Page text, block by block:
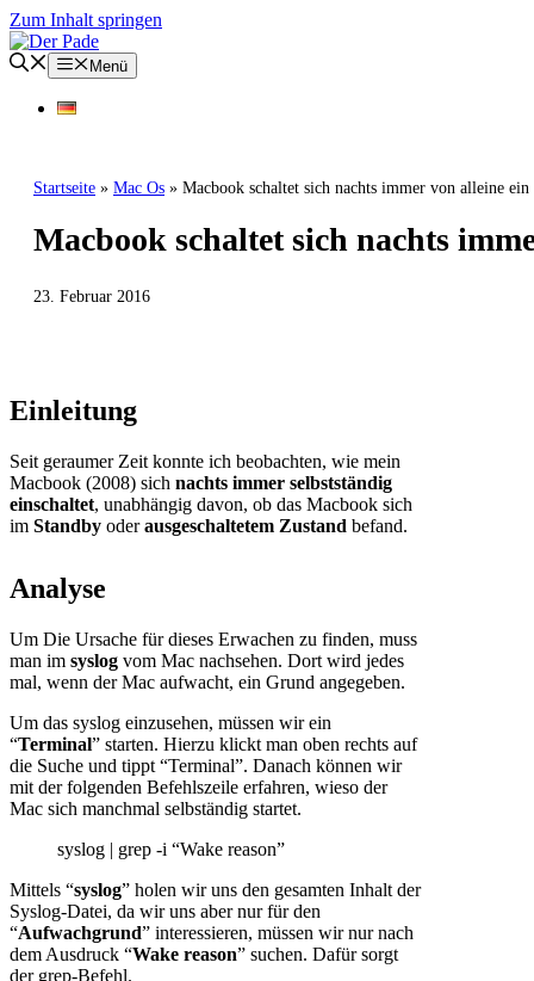
Zum Inhalt springen
Menü
Startseite » Mac Os » Macbook schaltet sich nachts immer von alleine ein
Macbook schaltet sich nachts
23. Februar 2016
Einleitung
Seit geraumer Zeit konnte ich beobachten, wie mein
Macbook (2008) sich nachts immer selbstständig
einschaltet, unabhängig davon, ob das Macbook sich
im Standby oderausgeschaltetem Zustand befand.
Analyse
Um Die Ursache für dieses Erwachen zu finden, muss
man im syslog vom Mac nachsehen. Dort wird jedes
mal, wenn der Mac aufwacht, ein Grund angegeben.
Um das syslog einzusehen, müssen wir ein
“Terminal” starten. Hierzu klickt man oben rechts auf
die Suche und tippt “Terminal”. Danach können wir
mit der folgenden Befehlszeile erfahren, wieso der
Mac sich manchmal selbständig startet.
syslog | grep -i “Wake reason”
Mittels “syslog” holen wir uns den gesamten Inhalt der
Syslog-Datei, da wir uns aber nur für den
“Aufwachgrund” interessieren, müssen wir nur nach
dem Ausdruck “Wake reason” suchen. Dafür sorgt
der grep-Befehl.